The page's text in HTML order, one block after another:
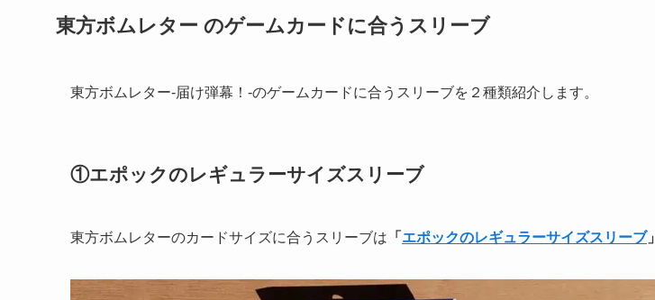
東方ボムレター のゲームカードに合うスリーブ
東方ボムレター-届け弾幕！-のゲームカードに合うスリーブを２種類紹介します。
①エポックのレギュラーサイズスリーブ
東方ボムレターのカードサイズに合うスリーブは 「 エポックのレギュラーサイズスリーブ」